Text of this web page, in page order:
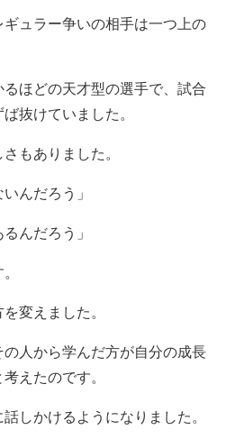
ュラー争いの相手は一つ上の
ほどの天才型の選手で、試合
抜けていました。
もありました。
んだろう」
んだろう」
変えました。
人から学んだ方が自分の成長
えたのです。
しかけるようになりました。